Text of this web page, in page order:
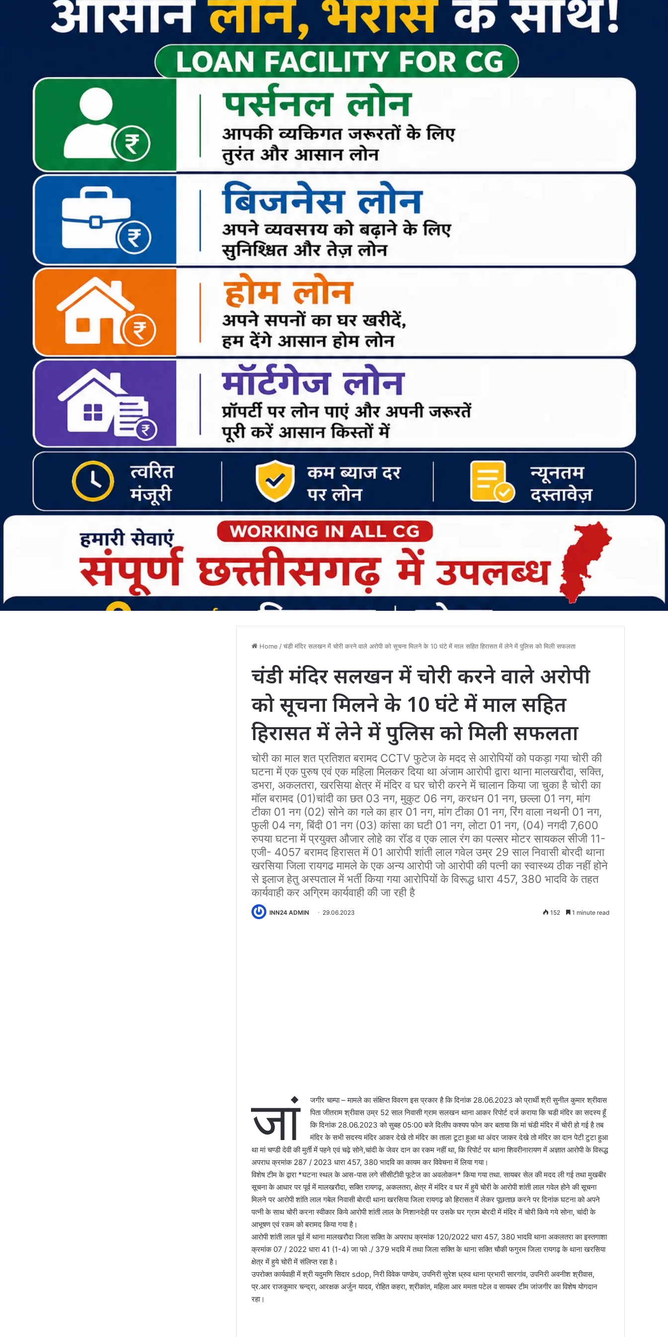
Home /चंडी मंदिर सलखन में चोरी करने वाले अरोपी को सूचना मिलने के 10 घंटे में माल सहित हिरासत में लेने में पुलिस को मिली सफलता
चंडी मंदिर सलखन में चोरी करने वाले अरोपी
को सूचना मिलने के 10 घंटे में माल सहित
हिरासत में लेने में पुलिस को मिली सफलता
चोरी का माल शत प्रतिशत बरामद CCTV फुटेज के मदद से आरोपियों को पकड़ा गया चोरी की
घटना में एक पुरुष एवं एक महिला मिलकर दिया था अंजाम आरोपी द्वारा थाना मालखरौदा, सक्ति,
डभरा, अकलतरा, खरसिया क्षेत्र में मंदिर व घर चोरी करने में चालान किया जा चुका है चोरी का
मॉल बरामद (01)चांदी का छत 03 नग, मुकुट 06 नग, करधन 01 नग, छल्ला 01 नग, मांग
टीका 01 नग (02) सोने का गले का हार 01 नग, मांग टीका 01 नग, रिंग वाला नथनी 01 नग,
फुली 04 नग, बिंदी 01 नग (03) कांसा का घटी 01 नग, लोटा 01 नग, (04) नगदी 7,600
रुपया घटना में प्रयुक्त औजार लोहे का रॉड व एक लाल रंग का पल्सर मोटर सायकल सीजी 11-
एजी- 4057 बरामद हिरासत में 01 आरोपी शांती लाल गवेल उम्र 29 साल निवासी बोरदी थाना
खरसिया जिला रायगढ मामले के एक अन्य आरोपी जो आरोपी की पत्नी का स्वास्थ्य ठीक नहीं होने
से इलाज हेतु अस्पताल में भर्ती किया गया आरोपियों के विरूद्ध धारा 457, 380 भादवि के तहत
कार्यवाही कर अग्रिम कार्यवाही की जा रही है
INN24 ADMIN 29.06.2023 152 1 minute read
जां
जगीर चाम्पा – मामले का संक्षिप्त विवरण इस प्रकार है कि दिनांक 28.06.2023 को प्रार्थी श्री सुनील कुमार श्रीवास
पिता जीतराम श्रीवास उम्र 52 साल निवासी ग्राम सलखन थाना आकर रिपोर्ट दर्ज कराया कि चडी मंदिर का सदस्य हूँ
कि दिनांक 28.06.2023 को सुबह 05:00 बजे दिलीप कश्यप फोन कर बताया कि मां चंडी मंदिर में चोरी हो गई है तब
मंदिर के सभी सदस्य मंदिर आकर देखे तो मंदिर का ताला टूटा हुआ था अंदर जाकर देखे तो मंदिर का दान पेटी टुटा हुआ
था मां चण्डी देवी की मुर्ती में पहने एवं चढ़े सोने,चांदी के जेवर दान का रकम नहीं था, कि रिपोर्ट पर थाना शिवरीनारायण में अज्ञात आरोपी के विरूद्ध
अपराध क्रमांक 287 / 2023 धारा 457, 380 भादवि का कायम कर विवेचना में लिया गया।
विशेष टीम के द्वारा *घटना स्थल के आस-पास लगे सीसीटीवी फूटेज का अवलोकन* किया गया तथा. सायबर सेल की मदद ली गई तथा मुखबीर
सूचना के आधार पर पूर्व में मालखरौदा, सक्ति रायगढ़, अकलतरा, क्षेत्र में मंदिर व घर में हुयें चोरी के आरोपी शांती लाल गवेल होने की सूचना
मिलने पर आरोपी शांति लाल गबेल निवासी बोरदी थाना खरसिया जिला रायगढ़ को हिरासत में लेकर पूछताछ करने पर दिनांक घटना को अपने
पत्नी के साथ चोरी करना स्वीकार किये आरोपी शांती लाल के निशानदेही पर उसके घर ग्राम बोरदी में मंदिर में चोरी किये गये सोना, चांदी के
आभूषण एवं रकम को बरामद किया गया है।
आरोपी शांती लाल पूर्व में थाना मालखरौदा जिला सक्ति के अपराध क्रमांक 120/2022 धारा 457, 380 भादवि थाना अकलतरा का इस्तगाशा
क्रमांक 07 / 2022 धारा 41 (1-4) जा फो ./ 379 भदवि में तथा जिला सक्ति के थाना सक्ति चौकी फगुरम जिला रायगढ़ के थाना खरसिया
क्षेत्र में हुये चोरी में संलिप्त रहा है।
उपरोक्त कार्यवाही में श्री यदुमणि सिदार sdop, निरी विवेक पाण्डेय, उपनिरी सुरेश ध्रुव थाना प्रभारी सारगांव, उपनिरी अवनीश श्रीवास,
प्र.आर राजकुमार चन्द्रा, आरक्षक अर्जुन यादव, रोहित कहरा, श्रीकांत, महिला आर ममता पटेल व सायबर टीम जांजगीर का विशेष योगदान
रहा।